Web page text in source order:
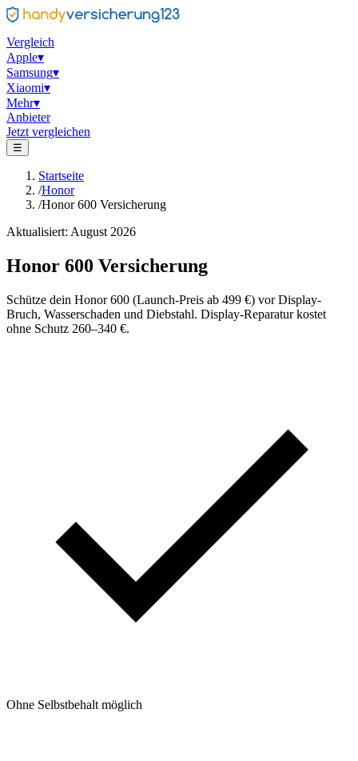
Vergleich
Apple▾
Samsung▾
Xiaomi▾
Mehr▾
Anbieter
Jetzt vergleichen
☰
Startseite
/Honor
/Honor 600 Versicherung
Aktualisiert: August 2026
Honor 600 Versicherung
Schütze dein Honor 600 (Launch-Preis ab 499 €) vor Display-
Bruch, Wasserschaden und Diebstahl. Display-Reparatur kostet
ohne Schutz 260–340 €.
Ohne Selbstbehalt möglich